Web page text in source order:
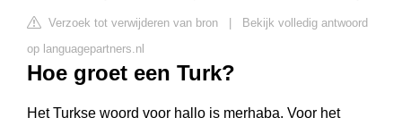
Verzoek tot verwijderen van bron
Bekijk volledig antwoord
op languagepartners.nl
Hoe groet een Turk?
Het Turkse woord voor hallo is ​merhaba. Voor het